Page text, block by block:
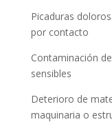
Picaduras
por contacto
Contaminación
sensibles
Deterioro de
maquinaria o